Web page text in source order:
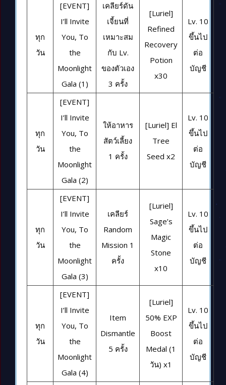
ทุก
วัน
[EVENT]
I’ll Invite
You, To
the
Moonlight
Gala (1)
เคลียร์ดัน
เจี้ยนที่
เหมาะสม
กับ Lv.
ของตัวเอง
3 ครั้ง
[Luriel]
Refined
Recovery
Potion
x30
Lv. 10
ขึ้นไป
ต่อ
บัญชี
ทุก
วัน
[EVENT]
I’ll Invite
You, To
the
Moonlight
Gala (2)
ให้อาหาร
สัตว์เลี้ยง
1 ครั้ง
[Luriel] El
Tree
Seed x2
Lv. 10
ขึ้นไป
ต่อ
บัญชี
ทุก
วัน
[EVENT]
I’ll Invite
You, To
the
Moonlight
Gala (3)
เคลียร์
Random
Mission 1
ครั้ง
[Luriel]
Sage’s
Magic
Stone
x10
Lv. 10
ขึ้นไป
ต่อ
บัญชี
ทุก
วัน
[EVENT]
I’ll Invite
You, To
the
Moonlight
Gala (4)
Item
Dismantle
5 ครั้ง
[Luriel]
50% EXP
Boost
Medal (1
วัน) x1
Lv. 10
ขึ้นไป
ต่อ
บัญชี